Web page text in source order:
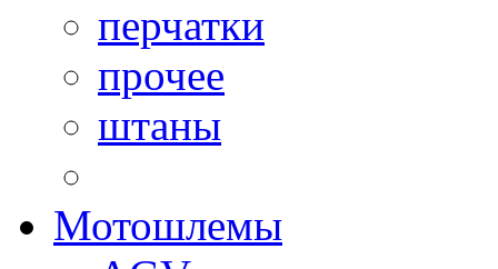
перчатки
прочее
штаны
Мотошлемы